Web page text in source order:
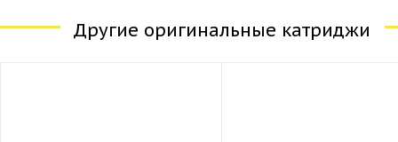
Другие оригинальные катриджи